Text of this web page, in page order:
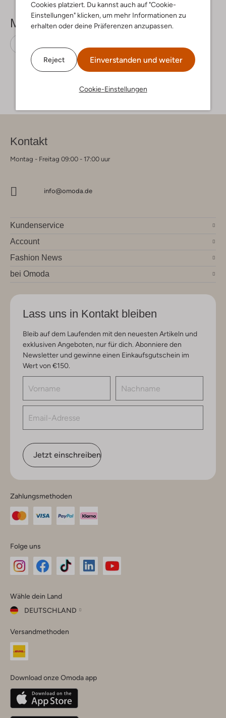
Cookies platziert. Du kannst auch auf "Cookie-
Einstellungen" klicken, um mehr Informationen zu
erhalten oder deine Präferenzen anzupassen.
Reject Einverstanden und weiter
Cookie-Einstellungen
Mehr sehen
Kontakt
Montag - Freitag 09:00 - 17:00 uur
info@omoda.de
Kundenservice
Account
Fashion News
bei Omoda
Lass uns in Kontakt bleiben
Bleib auf dem Laufenden mit den neuesten Artikeln und
exklusiven Angeboten, nur für dich. Abonniere den
Newsletter und gewinne einen Einkaufsgutschein im
Wert von €150.
Jetzt einschreiben
Zahlungsmethoden
Folge uns
Instagram
Facebook
TikTok
Wähle dein Land
DEUTSCHLAND
dein
Land
Belgique(Français)
Deutschland
Versandmethoden
Download onze Omoda app